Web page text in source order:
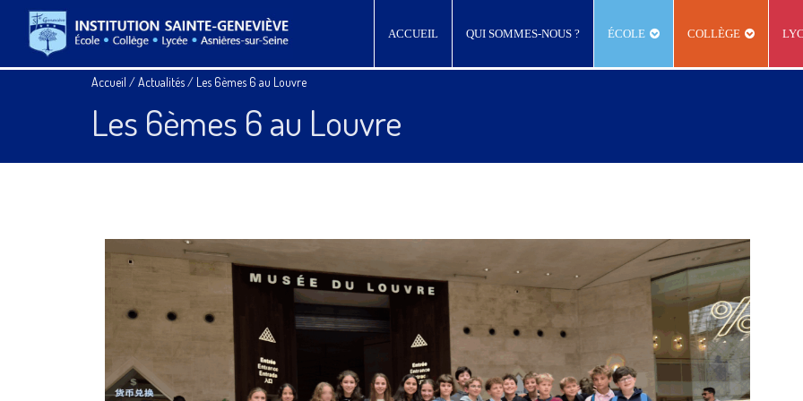
ACCUEIL QUI SOMMES-NOUS ? ÉCOLE COLLÈGE
Accueil /Actualités/ Les 6èmes 6 au Louvre
Les 6èmes 6 au Louvre